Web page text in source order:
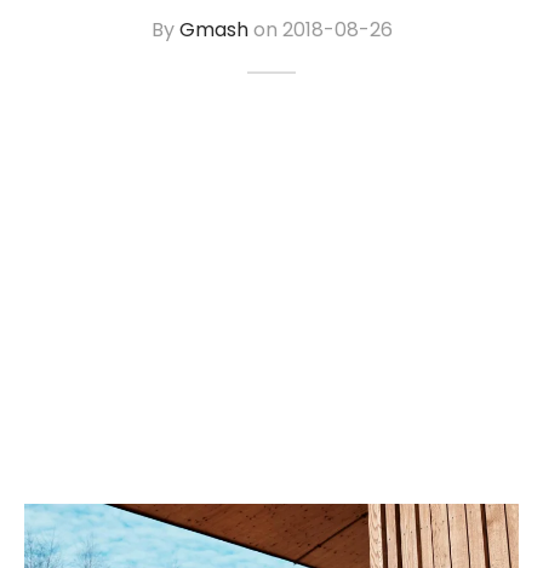
ByGmashon 2018-08-26